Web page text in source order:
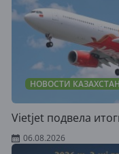
НОВОСТИ
Vietjet подвела
06.08.2026